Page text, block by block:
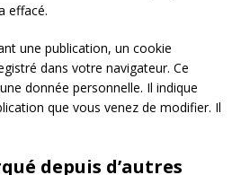
effacé.
une publication, un cookie
dans votre navigateur. Ce
donnée personnelle. Il indique
que vous venez de modifier. Il
depuis d’autres